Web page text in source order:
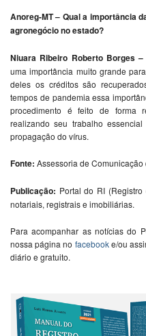
Anoreg-MT – Qual a importância
agronegócio no estado?
Niuara Ribeiro Roberto Borges –
uma importância muito grande
deles os créditos são
tempos de pandemia essa
procedimento é feito de forma
realizando seu trabalho
propagação do vírus.
Fonte: Assessoria de Comunicação
Publicação: Portal do RI
notariais, registrais e imobiliárias.
Para acompanhar as notícias do
nossa página no facebooke/ou
diário e gratuito.